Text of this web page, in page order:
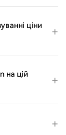
ціни
на цій